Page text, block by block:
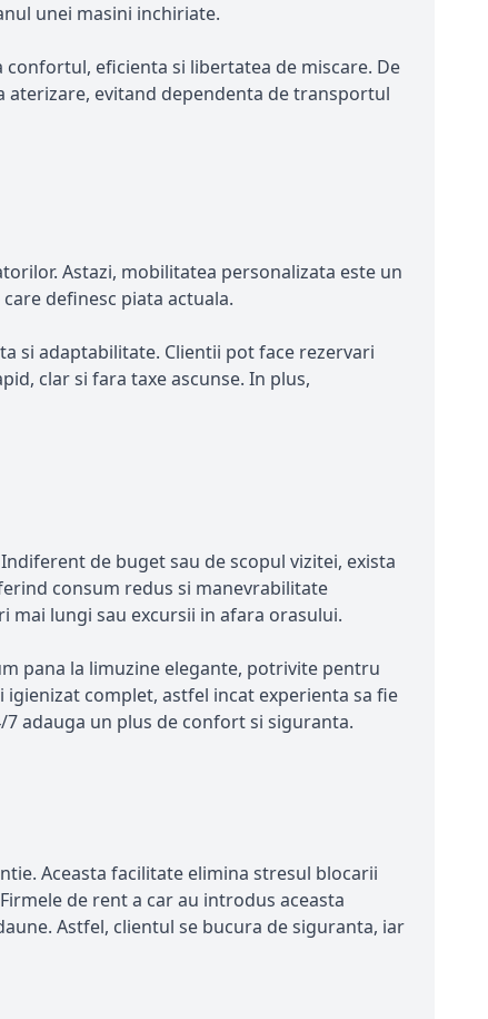
unei masini inchiriate.
eficienta si libertatea de miscare. De
evitand dependenta de transportul
Astazi, mobilitatea personalizata este un
definesc piata actuala.
si adaptabilitate. Clientii pot face rezervari
clar si fara taxe ascunse. In plus,
de buget sau de scopul vizitei, exista
consum redus si manevrabilitate
mai lungi sau excursii in afara orasului.
pana la limuzine elegante, potrivite pentru
complet, astfel incat experienta sa fie
adauga un plus de confort si siguranta.
Aceasta facilitate elimina stresul blocarii
de rent a car au introdus aceasta
Astfel, clientul se bucura de siguranta, iar